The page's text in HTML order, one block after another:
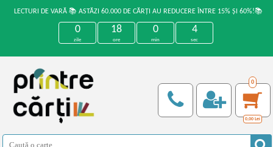
LECTURI DE VARĂ 📚 ASTĂZI 60.000 DE CĂRȚI AU REDUCERE ÎNTRE 15% ȘI 60%!📚
0
zile
18
ore
0
min
3
sec
0
0,00 Lei